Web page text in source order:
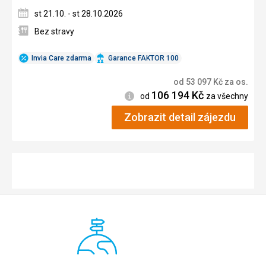
Invia Care zdarma Garance FAKTOR 100
st 21.10. - st 28.10.2026
Bez stravy
od 53 097 Kč za os.
Informace
od 106 194 Kč za všechny
Zobrazit detail zájezdu